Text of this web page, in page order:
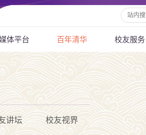
体平台 百年清华 校友服务
讲坛 校友视界